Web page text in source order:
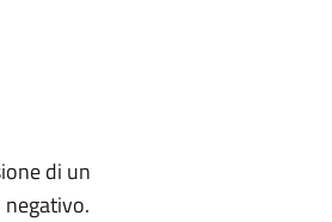
di un